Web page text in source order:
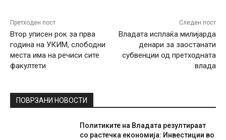
Претходен пост
Втор уписен рок за прва
година на УКИМ, слободни
места има на речиси сите
факултети
Следен пост
Владата исплаќа милијарда
денари за заостанати
субвенции од претходната
влада
ПОВРЗАНИ НОВОСТИ
Политиките на Владата резултираат
со растечка економија: Инвестиции во